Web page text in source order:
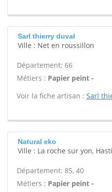
Sarl thierry duval
Ville : Net en roussillon
Département: 66
Métiers : Papier peint -
Voir la fiche artisan : Sarl
Natural eko
Ville : La roche sur yon,
Département: 85, 40
Métiers : Papier peint -